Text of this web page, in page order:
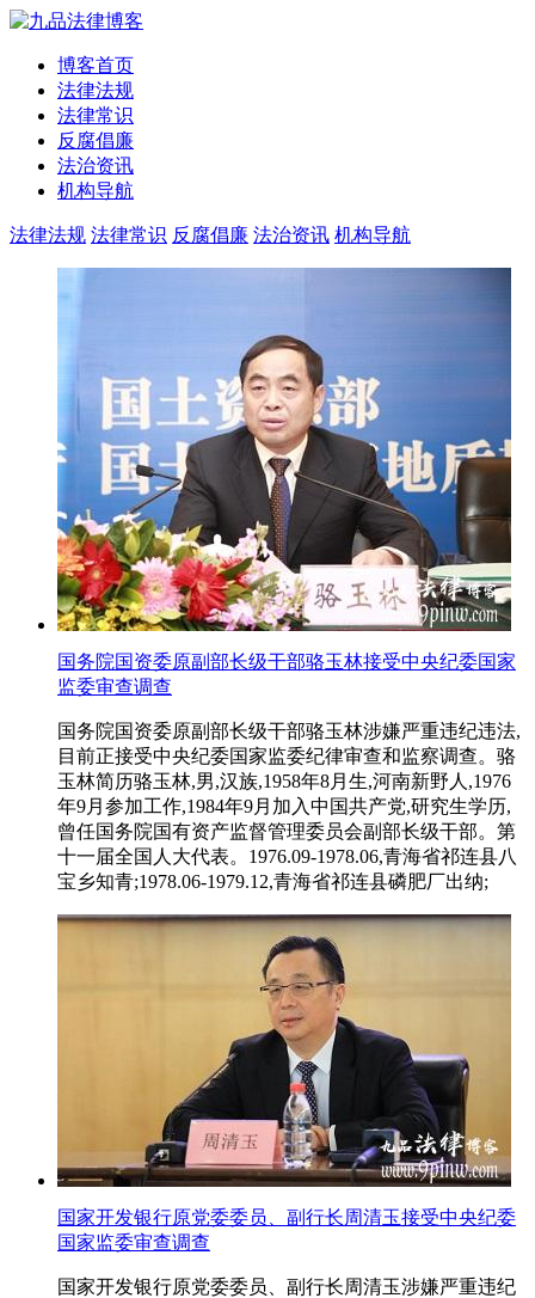
博客首页
法律法规
法律常识
反腐倡廉
法治资讯
机构导航
法律法规 法律常识 反腐倡廉 法治资讯 机构导航
国务院国资委原副部长级干部骆玉林接受中央纪委国家
监委审查调查
国务院国资委原副部长级干部骆玉林涉嫌严重违纪违法,
目前正接受中央纪委国家监委纪律审查和监察调查。骆
玉林简历骆玉林,男,汉族,1958年8月生,河南新野人,1976
年9月参加工作,1984年9月加入中国共产党,研究生学历,
曾任国务院国有资产监督管理委员会副部长级干部。第
十一届全国人大代表。1976.09-1978.06,青海省祁连县八
宝乡知青;1978.06-1979.12,青海省祁连县磷肥厂出纳;
国家开发银行原党委委员、副行长周清玉接受中央纪委
国家监委审查调查
国家开发银行原党委委员、副行长周清玉涉嫌严重违纪